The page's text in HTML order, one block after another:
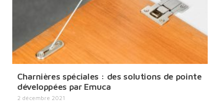
Charnières spéciales : des solutions de pointe
développées par Emuca
2 décembre 2021